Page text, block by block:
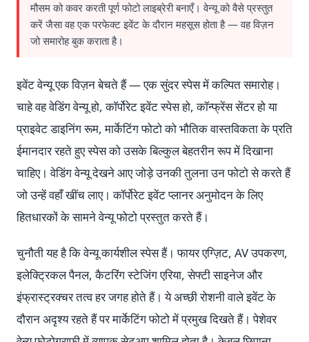
मौसम को कवर करती पूर्ण फोटो लाइब्रेरी बनाएँ। वेन्यू को वैसे प्रस्तुत
करें जैसा वह एक परफेक्ट इवेंट के दौरान महसूस होता है — वह विज़न
जो समारोह बुक कराता है।
इवेंट वेन्यू एक विज़न बेचते हैं — एक सुंदर स्पेस में कल्पित समारोह।
चाहे वह वेडिंग वेन्यू हो, कॉर्पोरेट इवेंट स्पेस हो, कॉन्फ्रेंस सेंटर हो या
प्राइवेट डाइनिंग रूम, मार्केटिंग फोटो को भौतिक वास्तविकता के प्रति
ईमानदार रहते हुए स्पेस को उसके बिल्कुल बेहतरीन रूप में दिखाना
चाहिए। वेडिंग वेन्यू देखने आए जोड़े उनकी तुलना उन फोटो से करते हैं
जो उन्हें वहाँ खींच लाए। कॉर्पोरेट इवेंट प्लानर अनुमोदन के लिए
हितधारकों के सामने वेन्यू फोटो प्रस्तुत करते हैं।
चुनौती यह है कि वेन्यू कार्यशील स्पेस हैं। फायर एग्ज़िट, AV उपकरण,
इलेक्ट्रिकल पैनल, कैटरिंग स्टेजिंग एरिया, सेफ्टी साइनेज और
इंफ्रास्ट्रक्चर तत्व हर जगह होते हैं। ये अच्छी रोशनी वाले इवेंट के
दौरान अदृश्य रहते हैं पर मार्केटिंग फोटो में प्रमुख दिखते हैं। पेशेवर